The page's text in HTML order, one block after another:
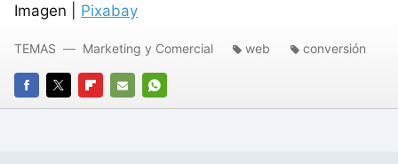
Imagen | Pixabay
FACEBOOK
TWITTERFLIPBOARD
E-
WHATSAPP
TEMAS Marketing y Comercial web conversión